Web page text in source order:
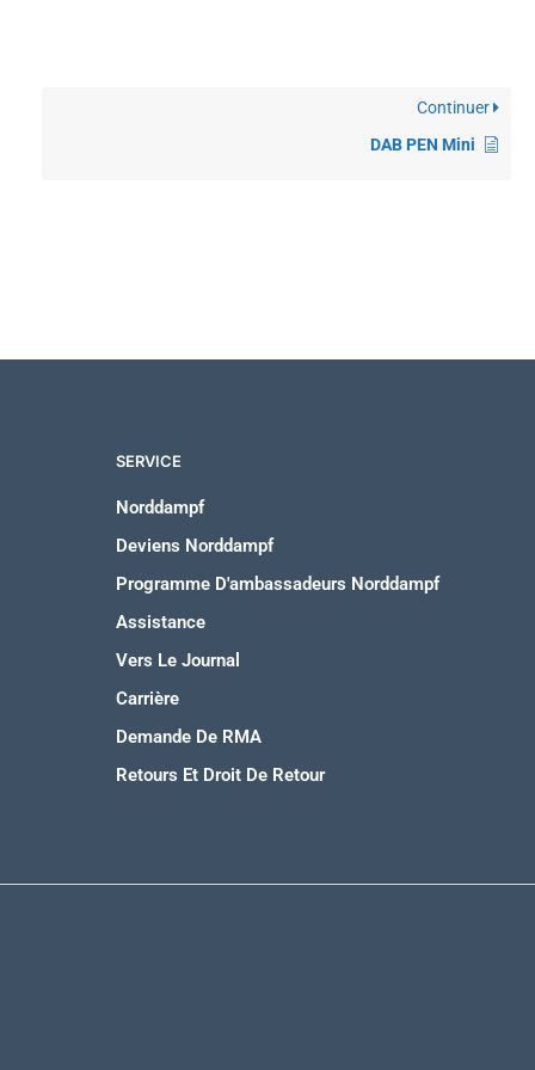
Continuer
DAB PEN Mini
SERVICE
Norddampf
Deviens Norddampf
Programme D'ambassadeurs Norddampf
Assistance
Vers Le Journal
Carrière
Demande De RMA
Retours Et Droit De Retour